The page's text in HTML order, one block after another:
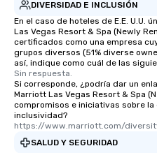
DIVERSIDAD E INCLUSIÓN
En el caso de hoteles de E.E. U.U.
Las Vegas Resort & Spa (Newly
certificados como una empresa
grupos diversos (51% diverse
así, indique como cuál de las
Sin respuesta.
Si corresponde, ¿podría dar un
Marriott Las Vegas Resort & Spa
compromisos e iniciativas sobre
inclusividad?
https://www.marriott.com/
SALUD Y SEGURIDAD